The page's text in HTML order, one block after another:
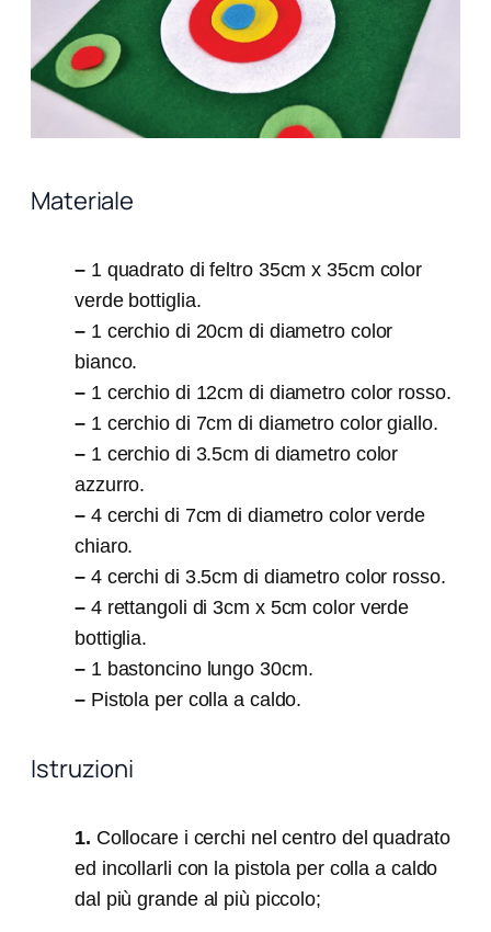
Materiale
–1 quadrato di feltro 35cm x 35cm color
verde bottiglia.
–1 cerchio di 20cm di diametro color
bianco.
–1 cerchio di 12cm di diametro color rosso.
–1 cerchio di 7cm di diametro color giallo.
–1 cerchio di 3.5cm di diametro color
azzurro.
–4 cerchi di 7cm di diametro color verde
chiaro.
–4 cerchi di 3.5cm di diametro color rosso.
–4 rettangoli di 3cm x 5cm color verde
bottiglia.
– 1 bastoncino lungo 30cm.
–Pistola per colla a caldo.
Istruzioni
1. Collocare i cerchi nel centro del quadrato
ed incollarli con la pistola per colla a caldo
dal più grande al più piccolo;